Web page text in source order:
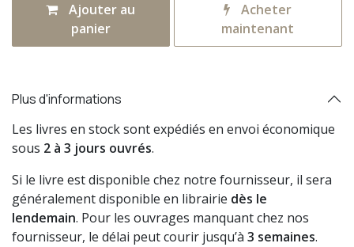
Ajouter au
panier
Acheter
maintenant
Plus d'informations
Les livres en stock sont expédiés en envoi économique
sous 2 à 3 jours ouvrés.
Si le livre est disponible chez notre fournisseur, il sera
généralement disponible en librairie dès le
lendemain. Pour les ouvrages manquant chez nos
fournisseur, le délai peut courir jusqu’à 3 semaines.